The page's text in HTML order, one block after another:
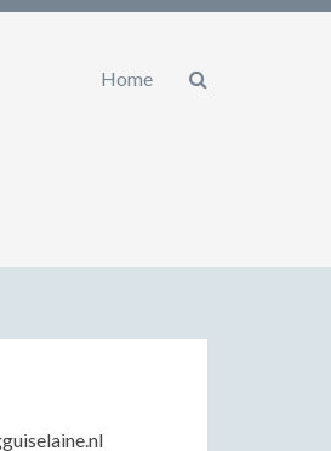
Home